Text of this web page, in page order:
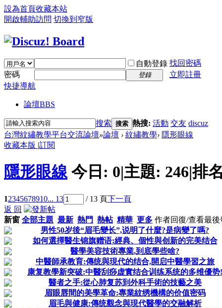
設為首頁收藏本站
開啟輔助訪問 切換到窄版
自動登錄 找回密碼
密碼
登錄
立即註冊
快捷導航
論壇BBS
搜索 搜索 熱搜: 活動 交友 discuz
台灣紋繡教學平台交流論壇»論壇 › 紋繡教學› 隱形眼線
收藏本版 |訂閱
隱形眼線 今日: 0|主題: 246|排
12345678910... 13 / 13 頁下一頁
返 回
新窗 全部主題 最新 熱門 熱帖 精華 更多 作者回復/查看最後
男性50岁後“眉毛變长”,说明了什麼?是病變了嗎?
如何選擇醫生锦旗赠语:經典、個性與创新的完美结合
醫學美容技術專業,到底學些啥?
中醫師承教育:傳统與現代的结合,開启中醫學習之旅
康复教學新突破:中醫刮痧虚實结合训练系统的多维優势!
醫者之手:從心肺复苏到外科手術的技藝之美
眉眼唇間的美學革命:專業紋绣機構的价值密码
眉毛與健康:傳统觀念與現代醫學的交融解析